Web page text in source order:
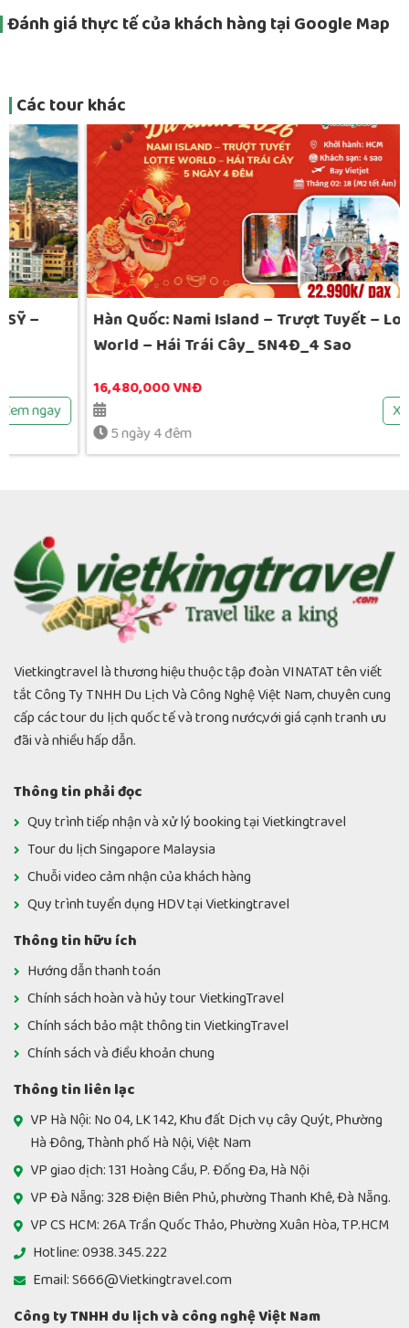
Đánh giá thực tế của khách hàng tại Google Map
Các tour khác
Hàn Quốc: Nami Island – Trượt Tuyết – Lotte
World – Hái Trái Cây_ 5N4Đ_4 Sao
16,480,000 VNĐ
5 ngày 4 đêm
Vietkingtravel là thương hiệu thuộc tập đoàn VINATAT tên viết
tắt Công Ty TNHH Du Lịch Và Công Nghệ Việt Nam, chuyên cung
cấp các tour du lịch quốc tế và trong nước,với giá cạnh tranh ưu
đãi và nhiều hấp dẫn.
Thông tin phải đọc
Quy trình tiếp nhận và xử lý booking tại Vietkingtravel
Tour du lịch Singapore Malaysia
Chuỗi video cảm nhận của khách hàng
Quy trình tuyển dụng HDV tại Vietkingtravel
Thông tin hữu ích
Hướng dẫn thanh toán
Chính sách hoàn và hủy tour VietkingTravel
Chính sách bảo mật thông tin VietkingTravel
Chính sách và điều khoản chung
Thông tin liên lạc
VP Hà Nội: No 04, LK 142, Khu đất Dịch vụ cây Quýt, Phường
Hà Đông, Thành phố Hà Nội, Việt Nam
VP giao dịch: 131 Hoàng Cầu, P. Đống Đa, Hà Nội
VP Đà Nẵng: 328 Điện Biên Phủ, phường Thanh Khê, Đà Nẵng.
VP CS HCM: 26A Trần Quốc Thảo, Phường Xuân Hòa, TP.HCM
Hotline: 0938.345.222
Email: S666@Vietkingtravel.com
Công ty TNHH du lịch và công nghệ Việt Nam